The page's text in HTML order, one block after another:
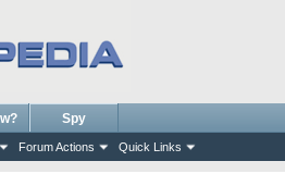
Forum Actions Quick Links
Spy